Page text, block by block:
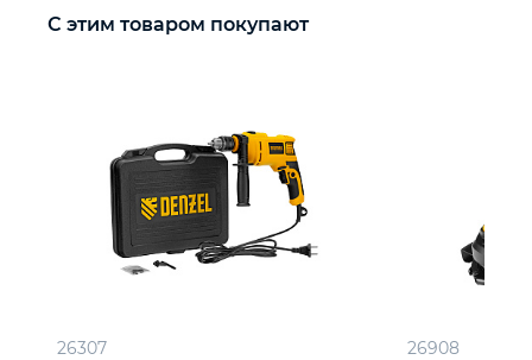
С этим товаром покупают
26307
26908